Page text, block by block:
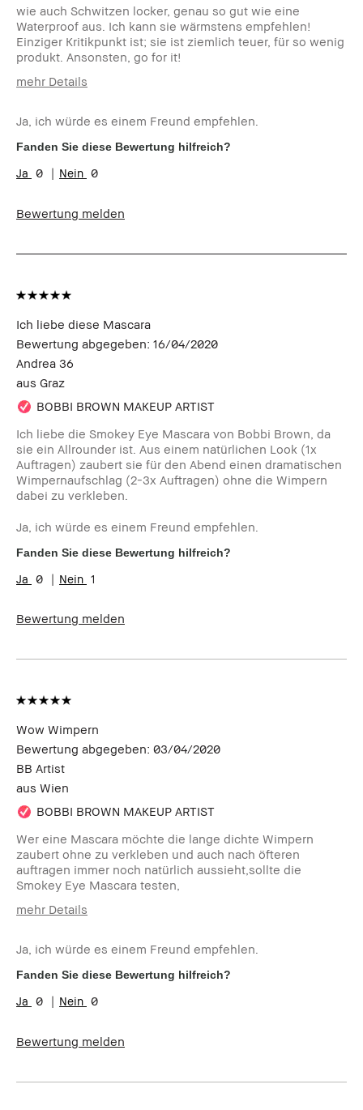
wie auch Schwitzen locker, genau so gut wie eine
Waterproof aus. Ich kann sie wärmstens empfehlen!
Einziger Kritikpunkt ist; sie ist ziemlich teuer, für so wenig
produkt. Ansonsten, go for it!
mehr Details
Hauttyp:
Mischhaut
Hautton:
Hautbedürfnis(se):
Produktvorteile:
Ja, ich würde es einem Freund empfehlen.
Fanden Sie diese Bewertung hilfreich?
0 0
Bewertung melden
Ich liebe diese Mascara
Bewertung abgegeben: 16/04/2020
Andrea 36
aus Graz
BOBBI BROWN MAKEUP ARTIST
Ich liebe die Smokey Eye Mascara von Bobbi Brown, da
sie ein Allrounder ist. Aus einem natürlichen Look (1x
Auftragen) zaubert sie für den Abend einen dramatischen
Wimpernaufschlag (2-3x Auftragen) ohne die Wimpern
dabei zu verkleben.
Ja, ich würde es einem Freund empfehlen.
Fanden Sie diese Bewertung hilfreich?
0 1
Bewertung melden
Wow Wimpern
Bewertung abgegeben: 03/04/2020
BB Artist
aus Wien
BOBBI BROWN MAKEUP ARTIST
Wer eine Mascara möchte die lange dichte Wimpern
zaubert ohne zu verkleben und auch nach öfteren
auftragen immer noch natürlich aussieht,sollte die
Smokey Eye Mascara testen,
mehr Details
Sie?
Hautton:
Hell - Mittel
Produktvorteile:
Ja, ich würde es einem Freund empfehlen.
Fanden Sie diese Bewertung hilfreich?
0 0
Bewertung melden